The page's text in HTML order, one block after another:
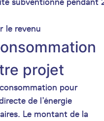
le revenu
projet
pour
de l’énergie
Le montant de la